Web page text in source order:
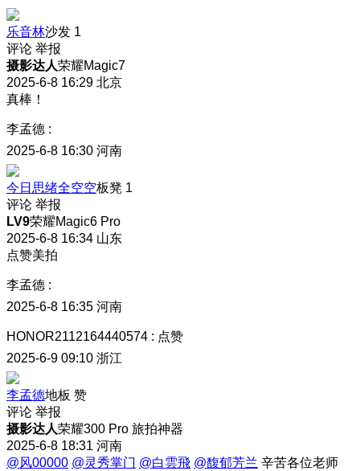
乐音林沙发 1
评论 举报
摄影达人荣耀Magic7
2025-6-8 16:29 北京
真棒！
李孟德 :
2025-6-8 16:30 河南
今日思绪全空空板凳 1
评论 举报
LV9荣耀Magic6 Pro
2025-6-8 16:34 山东
点赞美拍
李孟德 :
2025-6-8 16:35 河南
HONOR2112164440574 : 点赞
2025-6-9 09:10 浙江
李孟德地板 赞
评论 举报
摄影达人荣耀300 Pro 旅拍神器
2025-6-8 18:31 河南
@风00000 @灵秀掌门 @白雲飛 @馥郁芳兰 辛苦各位老师